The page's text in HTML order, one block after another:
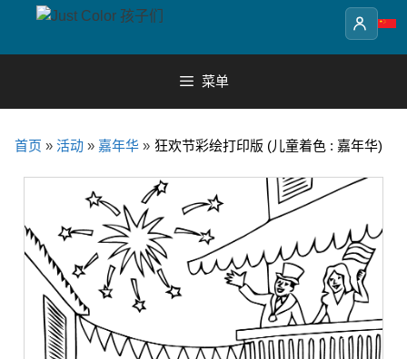
content
菜单
首页 » 活动 » 嘉年华 » 狂欢节彩绘打印版 (儿童着色 : 嘉年华)